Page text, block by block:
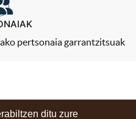
ditu zure
pertsonaia garrantzitsuak